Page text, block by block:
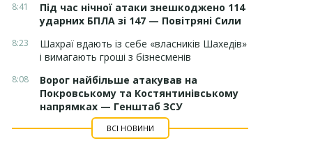
8:41
Під час нічної атаки знешкоджено 114
ударних БПЛА зі 147 — Повітряні Сили
8:23
Шахраї вдають із себе «власників Шахедів»
і вимагають гроші з бізнесменів
8:08
Ворог найбільше атакував на
Покровському та Костянтинівському
напрямках — Генштаб ЗСУ
ВСІ НОВИНИ